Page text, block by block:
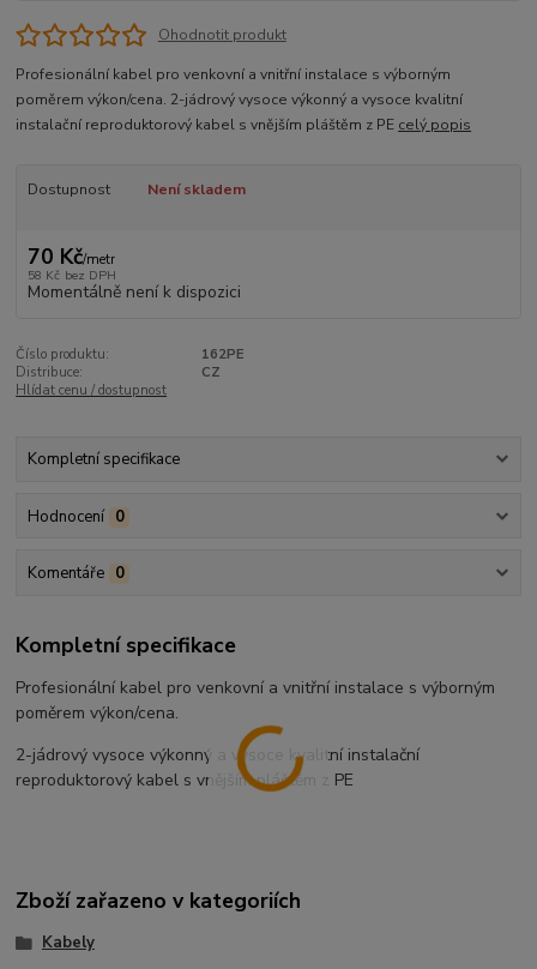
Ohodnotit produkt
Profesionální kabel pro venkovní a vnitřní instalace s výborným
poměrem výkon/cena. 2-jádrový vysoce výkonný a vysoce kvalitní
instalační reproduktorový kabel s vnějším pláštěm z PE celý popis
Dostupnost Není skladem
70 Kč/metr
58 Kč bez DPH
Momentálně není k dispozici
Číslo produktu:
162PE
Distribuce:
CZ
Hlídat cenu / dostupnost
Kompletní specifikace
Hodnocení 0
Komentáře 0
Kompletní specifikace
Profesionální kabel pro venkovní a vnitřní instalace s výborným
poměrem výkon/cena.
2-jádrový vysoce výkonný a vysoce kvalitní instalační
reproduktorový kabel s vnějším pláštěm z PE
Zboží zařazeno v kategoriích
Kabely